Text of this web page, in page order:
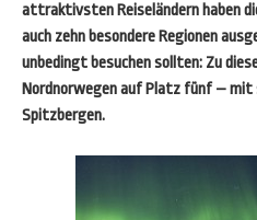
attraktivsten Reiseländern haben
auch zehn besondere Regionen
unbedingt besuchen sollten: Zu
Nordnorwegen auf Platz fünf – mit
Spitzbergen.